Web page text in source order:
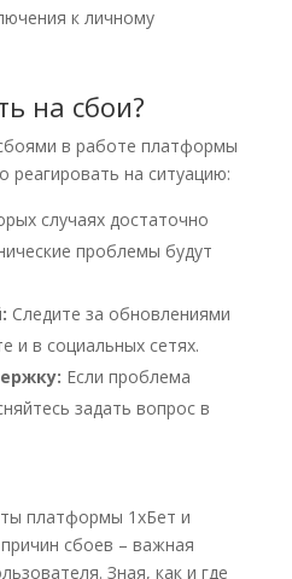
к личному
на сбои?
в работе платформы
реагировать на ситуацию:
случаях достаточно
проблемы будут
Следите за обновлениями
и в социальных сетях.
Если проблема
задать вопрос в
платформы 1хБет и
сбоев – важная
Зная, как и где